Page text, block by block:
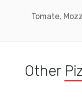
Tomate,
Other